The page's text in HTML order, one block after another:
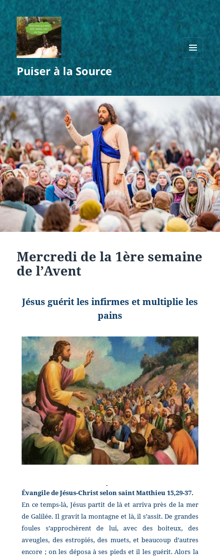
Puiser à la Source
MENU
ET
WIDGETS
Mercredi de la 1ère semaine
de l’Avent
Jésus guérit les infirmes et multiplie les
pains
Évangile de Jésus-Christ selon saint Matthieu 15,29-37.
En ce temps-là, Jésus partit de là et arriva près de la mer
de Galilée. Il gravit la montagne et là, il s’assit. De grandes
foules s’approchèrent de lui, avec des boiteux, des
aveugles, des estropiés, des muets, et beaucoup d’autres
encore ; on les déposa à ses pieds et il les guérit. Alors la